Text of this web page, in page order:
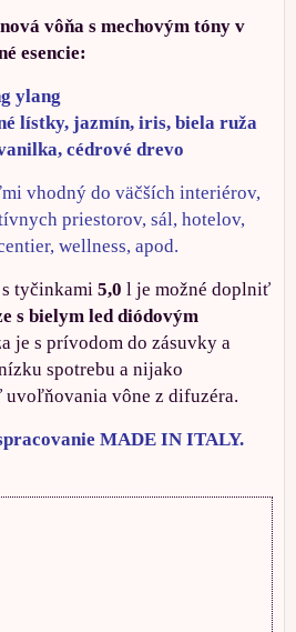
vôňa s mechovým tóny v
esencie:
ylang
lístky, jazmín, iris, biela ruža
cédrové drevo
vhodný do väčších interiérov,
priestorov, sál, hotelov,
wellness, apod.
tyčinkami 5,0 l je možné doplniť
s bielym led diódovým
je s prívodom do zásuvky a
spotrebu a nijako
vône z difuzéra.
MADE IN ITALY.